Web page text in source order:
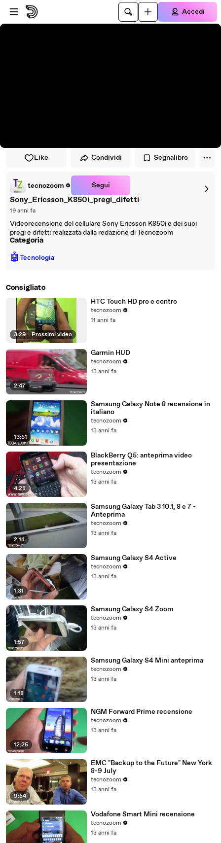
Vai al lettore
Passa al contenuto principale
Accedi
Like Condividi Segnalibro
tecnozoom Segui
Sony_Ericsson_K850i_pregi_difetti
19 anni fa
Videorecensione del cellulare Sony Ericsson K850i e dei suoi
pregi e difetti realizzata dalla redazione di Tecnozoom
Categoria
🤖Tecnologia
Consigliato
3:29 Prossimi video
HTC Touch HD pro e contro
tecnozoom
11 anni fa
2:47
Garmin HUD
tecnozoom
13 anni fa
13:51
Samsung Galaxy Note 8 recensione in
italiano
tecnozoom
13 anni fa
4:28
BlackBerry Q5: anteprima video
presentazione
tecnozoom
13 anni fa
2:14
Samsung Galaxy Tab 3 10.1, 8 e 7 -
Anteprima
tecnozoom
13 anni fa
1:31
Samsung Galaxy S4 Active
tecnozoom
13 anni fa
1:57
Samsung Galaxy S4 Zoom
tecnozoom
13 anni fa
1:18
Samsung Galaxy S4 Mini anteprima
tecnozoom
13 anni fa
12:25
NGM Forward Prime recensione
tecnozoom
13 anni fa
9:54
EMC "Backup to the Future" New York
8-9 July
tecnozoom
13 anni fa
Vodafone Smart Mini recensione
tecnozoom
13 anni fa